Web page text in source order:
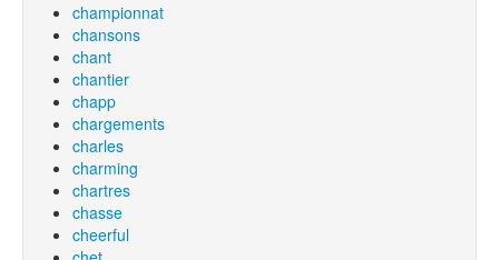
championnat
chansons
chant
chantier
chapp
chargements
charles
charming
chartres
chasse
cheerful